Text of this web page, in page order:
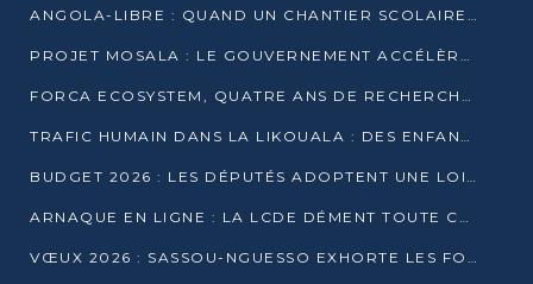
ANGOLA-LIBRE : QUAND UN CHANTIER SCOLAIRE DEVIENT LE MIROIR D’UN CONGO EN MOUVEMENT
PROJET MOSALA : LE GOUVERNEMENT ACCÉLÈRE L’INSERTION DES JEUNES EN 2026
FORCA ECOSYSTEM, QUATRE ANS DE RECHERCHE DE TERRAIN AVANT UN LANCEMENT OFFICIEL EN 2026
TRAFIC HUMAIN DANS LA LIKOUALA : DES ENFANTS AUTOCHTONES RÉDUITS AU TRAVAIL FORCÉ
BUDGET 2026 : LES DÉPUTÉS ADOPTENT UNE LOI DES FINANCES DE PLUS DE 2500 MILLIARDS FCFA
ARNAQUE EN LIGNE : LA LCDE DÉMENT TOUTE CAMPAGNE DE RECRUTEMENT
VŒUX 2026 : SASSOU-NGUESSO EXHORTE LES FORCES VIVES À RENFORCER L’UNITÉ